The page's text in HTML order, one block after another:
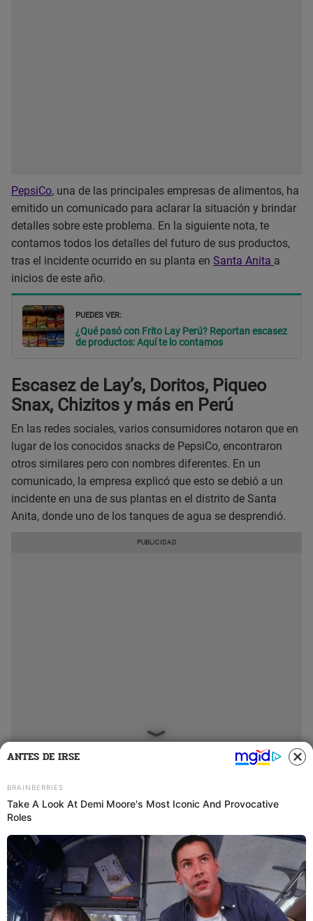
PepsiCo, una de las principales empresas de alimentos, ha
emitido un comunicado para aclarar la situación y brindar
detalles sobre este problema. En la siguiente nota, te
contamos todos los detalles del futuro de sus productos,
tras el incidente ocurrido en su planta en Santa Anita a
inicios de este año.
PUEDES VER:
¿Qué pasó con Frito Lay Perú? Reportan escasez
de productos: Aquí te lo contamos
Escasez de Lay’s, Doritos, Piqueo
Snax, Chizitos y más en Perú
En las redes sociales, varios consumidores notaron que en
lugar de los conocidos snacks de PepsiCo, encontraron
otros similares pero con nombres diferentes. En un
comunicado, la empresa explicó que esto se debió a un
incidente en una de sus plantas en el distrito de Santa
Anita, donde uno de los tanques de agua se desprendió.
Esta situación ha afectado la producción de snacks como
Lay’s, Doritos, Piqueo Snax, Natuchips, Chizitos, Cheese
Tris, Cheetos, Cuates, entre otros, según el comunicado
emitido por PepsiCo.
PUEDES VER:
Explosión en fábrica PEPSICO: revelan origen del
siniestro que dejó a persona atrapada en Santa
ANTES DE IRSE